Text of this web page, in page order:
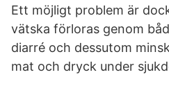
Ett möjligt problem är
vätska förloras genom
diarré och dessutom
mat och dryck under